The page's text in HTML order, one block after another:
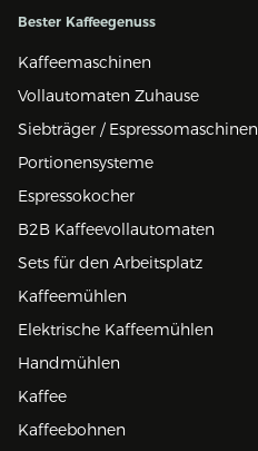
Bester Kaffeegenuss
Kaffeemaschinen
Vollautomaten Zuhause
Siebträger / Espressomaschinen
Portionensysteme
Espressokocher
B2B Kaffeevollautomaten
Sets für den Arbeitsplatz
Kaffeemühlen
Elektrische Kaffeemühlen
Handmühlen
Kaffee
Kaffeebohnen